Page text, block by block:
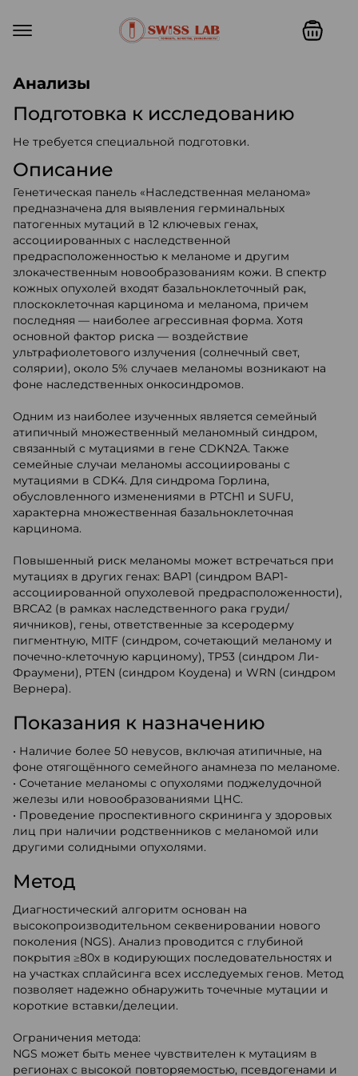
Анализы
Подготовка к исследованию
Не требуется специальной подготовки.
Описание
Генетическая панель «Наследственная меланома»
предназначена для выявления герминальных
патогенных мутаций в 12 ключевых генах,
ассоциированных с наследственной
предрасположенностью к меланоме и другим
злокачественным новообразованиям кожи. В спектр
кожных опухолей входят базальноклеточный рак,
плоскоклеточная карцинома и меланома, причем
последняя — наиболее агрессивная форма. Хотя
основной фактор риска — воздействие
ультрафиолетового излучения (солнечный свет,
солярии), около 5% случаев меланомы возникают на
фоне наследственных онкосиндромов.
Одним из наиболее изученных является семейный
атипичный множественный меланомный синдром,
связанный с мутациями в гене CDKN2A. Также
семейные случаи меланомы ассоциированы с
мутациями в CDK4. Для синдрома Горлина,
обусловленного изменениями в PTCH1 и SUFU,
характерна множественная базальноклеточная
карцинома.
Повышенный риск меланомы может встречаться при
мутациях в других генах: BAP1 (синдром BAP1-
ассоциированной опухолевой предрасположенности),
BRCA2 (в рамках наследственного рака груди/
яичников), гены, ответственные за ксеродерму
пигментную, MITF (синдром, сочетающий меланому и
почечно-клеточную карциному), TP53 (синдром Ли-
Фраумени), PTEN (синдром Коудена) и WRN (синдром
Вернера).
Показания к назначению
• Наличие более 50 невусов, включая атипичные, на
фоне отягощённого семейного анамнеза по меланоме.
• Сочетание меланомы с опухолями поджелудочной
железы или новообразованиями ЦНС.
• Проведение проспективного скрининга у здоровых
лиц при наличии родственников с меланомой или
другими солидными опухолями.
Метод
Диагностический алгоритм основан на
высокопроизводительном секвенировании нового
поколения (NGS). Анализ проводится с глубиной
покрытия ≥80х в кодирующих последовательностях и
на участках сплайсинга всех исследуемых генов. Метод
позволяет надежно обнаружить точечные мутации и
короткие вставки/делеции.
Ограничения метода:
NGS может быть менее чувствителен к мутациям в
регионах с высокой повторяемостью, псевдогенами и